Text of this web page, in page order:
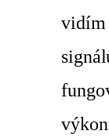
vidím